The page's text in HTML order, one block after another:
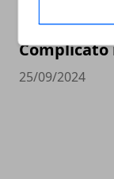
Social
Complicato
25/09/2024